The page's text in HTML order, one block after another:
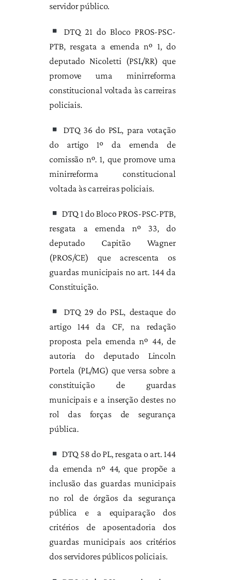
servidor público.
DTQ 21 do Bloco PROS-PSC-
PTB, resgata a emenda nº 1, do
deputado Nicoletti (PSL/RR) que
promove uma minirreforma
constitucional voltada às carreiras
policiais.
DTQ 36 do PSL, para votação
do artigo 1º da emenda de
comissão nº. 1, que promove uma
minirreforma constitucional
voltada às carreiras policiais.
DTQ 1 do Bloco PROS-PSC-PTB,
resgata a emenda nº 33, do
deputado Capitão Wagner
(PROS/CE) que acrescenta os
guardas municipais no art. 144 da
Constituição.
DTQ 29 do PSL, destaque do
artigo 144 da CF, na redação
proposta pela emenda nº 44, de
autoria do deputado Lincoln
Portela (PL/MG) que versa sobre a
constituição de guardas
municipais e a inserção destes no
rol das forças de segurança
pública.
DTQ 58 do PL, resgata o art. 144
da emenda nº 44, que propõe a
inclusão das guardas municipais
no rol de órgãos da segurança
pública e a equiparação dos
critérios de aposentadoria dos
guardas municipais aos critérios
dos servidores públicos policiais.